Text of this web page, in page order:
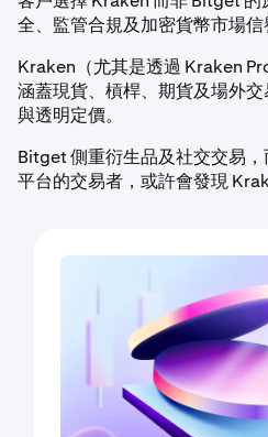
全、監管合規及加密貨幣市場信
Kraken（尤其是透過 Kraken
涵蓋現貨、槓桿、期貨及場外
與透明定價。
Bitget 側重衍生品及社交交易
平台的交易者，或許會發現